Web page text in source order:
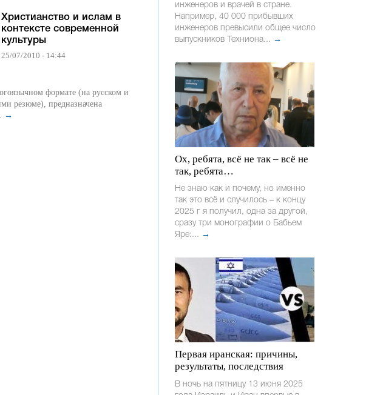
Христианство и ислам в
контексте современной
культуры
25/07/2010 - 14:44
формате (на русском и
резюме), предназначена
→
инженеров и врачей в стране.
Например, 40 000 прибывших
инженеров превысили общее число
выпускников Техниона... →
Ох, ребята, всё не так – всё не
так, ребята…
Не знаю как и почему, но именно
так это всё и случилось – к концу
2025 г я получил, одна за другой,
сразу три монографии о Бабьем
Яре:... →
Первая иранская: причины,
результаты, последствия
В ночь на пятницу 13 июня 2025